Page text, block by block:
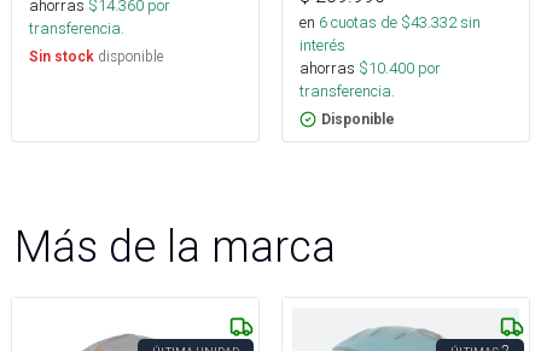
ahorras $14.360 por
transferencia.
Sin stock disponible
en 6cuotas de $43.332sin
interés
ahorras $10.400 por
transferencia.
Disponible
Más de la marca